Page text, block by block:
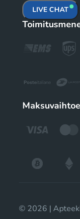
LIVE CHAT
© 2026 |